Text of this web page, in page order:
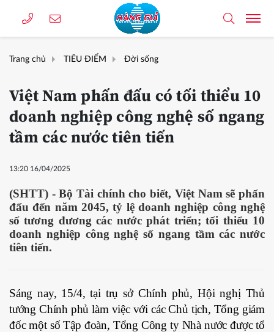
Trang chủ TIÊU ĐIỂM Đời sống
Việt Nam phấn đấu có tối thiểu 10
doanh nghiệp công nghệ số ngang
tầm các nước tiên tiến
13:20 16/04/2025
(SHTT) - Bộ Tài chính cho biết, Việt Nam sẽ phấn
đấu đến năm 2045, tỷ lệ doanh nghiệp công nghệ
số tương đương các nước phát triển; tối thiểu 10
doanh nghiệp công nghệ số ngang tầm các nước
tiên tiến.
Sáng nay, 15/4, tại trụ sở Chính phủ, Hội nghị Thủ
tướng Chính phủ làm việc với các Chủ tịch, Tổng giám
đốc một số Tập đoàn, Tổng Công ty Nhà nước được tổ